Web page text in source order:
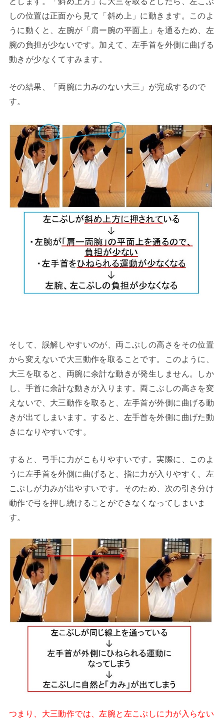
しの位置は正面から見て「斜め上」に動きます。このよ
うに動くと、左腕が「肩ー腕の平面上」を通るため、左
腕の負担が少ないです。加えて、左手首を外側に曲げる
動きが少なくてすみます。
その結果、「両腕に力みのない大三」が完成するので
す。
そして、誤解しやすいのが、両こぶしの高さをその位置
から変えないで大三動作を取ることです。このように、
大三を取ると、両腕に余計な動きが発生しません。しか
し、手首に余計な動きが入ります。両こぶしの高さを変
えないで、大三動作を取ると、左手首が外側に曲げる動
きが出てしまいます。すると、左手首を外側に曲げた動
きになりやすいです。
すると、弓手に力がこもりやすいです。実際に、このよ
うに左手首を外側に曲げると、指に力が入りやすく、左
こぶしが力みが出やすいです。そのため、次の引き分け
動作で弓を押し続けることができなくなってしまいま
す。
つまり、大三動作では、左腕と左こぶしに力が入らない